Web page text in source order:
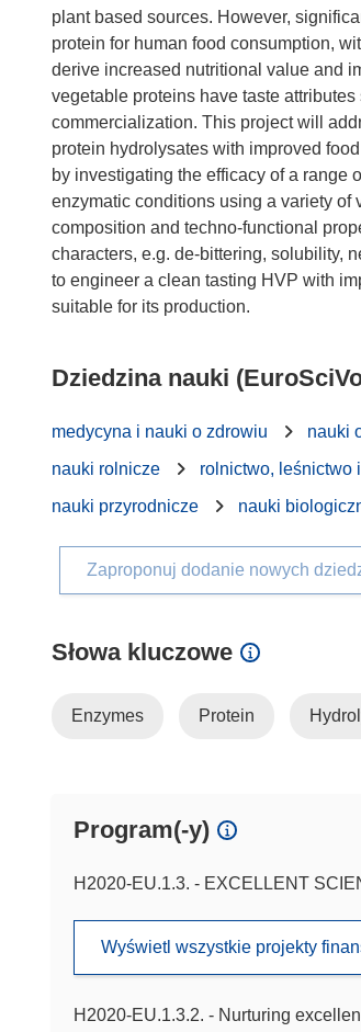
plant based sources. However,
protein for human food consumption,
derive increased nutritional value and
vegetable proteins have taste
commercialization. This project will
protein hydrolysates with improved
by investigating the efficacy of a range
enzymatic conditions using a variety of
composition and techno-functional
characters, e.g. de-bittering, solubility,
to engineer a clean tasting HVP with
Dziedzina nauki
medycyna i nauki o zdrowiu nauki
nauki rolnicze
rolnictwo, leśnictwo
nauki przyrodnicze
nauki
Zaproponuj dodanie nowych
Słowa kluczowe
Enzymes Protein
Program(-y)
H2020-EU.1.3. - EXCELLENT
Wyświetl wszystkie projekty
H2020-EU.1.3.2. - Nurturing